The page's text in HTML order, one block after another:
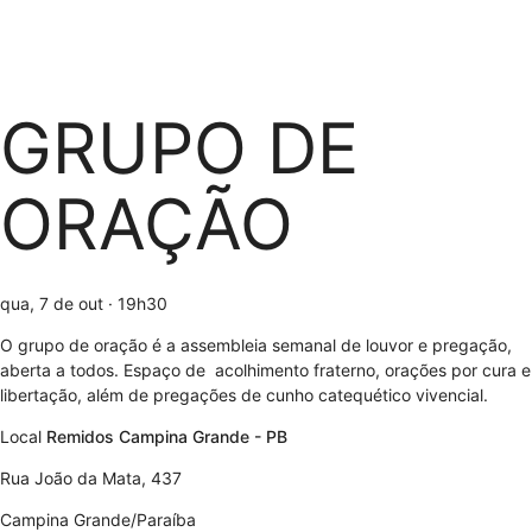
GRUPO DE
ORAÇÃO
qua, 7 de out · 19h30
O grupo de oração é a assembleia semanal de louvor e pregação,
aberta a todos. Espaço de acolhimento fraterno, orações por cura e
libertação, além de pregações de cunho catequético vivencial.
Local Remidos Campina Grande - PB
Rua João da Mata, 437
Campina Grande/Paraíba